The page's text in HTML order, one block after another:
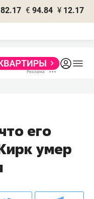
82.17 € 94.84 ¥ 12.17
его
умер